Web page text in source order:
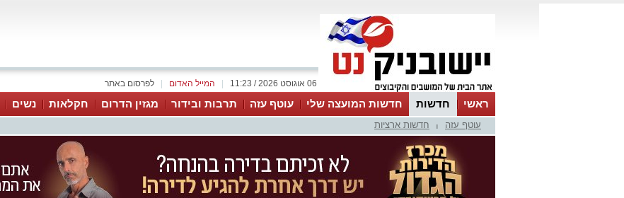
לפרסום באתר המייל האדום 06 אוגוסט 2026 / 11:23
ראשי חדשות חדשות המועצה שלי עוטף עזה תרבות ובידור מגזין הדרום חקלאות נשים
אינדקס עסקים
לוח טיפים והמלצות עוטף עזה חדשות ארציות